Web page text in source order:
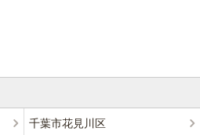
千葉市花見川区